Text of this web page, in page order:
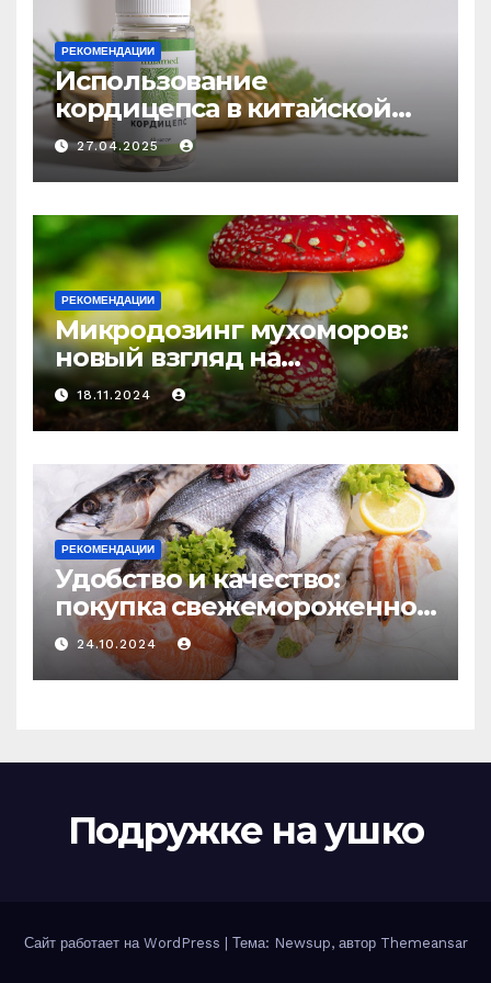
РЕКОМЕНДАЦИИ
Использование
кордицепса в китайской
медицине: природное
средство против усталости
и истощения
27.04.2025
РЕКОМЕНДАЦИИ
Микродозинг мухоморов:
новый взгляд на
психоделику
18.11.2024
РЕКОМЕНДАЦИИ
Удобство и качество:
покупка свежемороженной
рыбы онлайн
24.10.2024
Подружке на ушко
Сайт работает на WordPress | Тема: Newsup, автор Themeansar